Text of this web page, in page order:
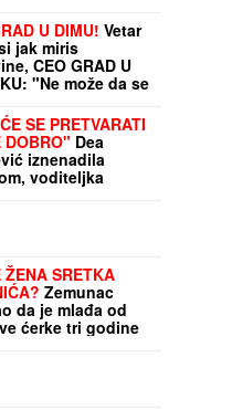
U DIMU! Vetar
jak miris
CEO GRAD U
"Ne može da se
SE PRETVARATI
DOBRO" Dea
iznenadila
voditeljka
ŽENA SRETKA
Zemunac
da je mlađa od
ćerke tri godine